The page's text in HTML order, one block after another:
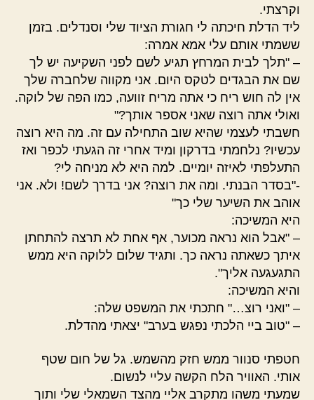
וקרצתי.
ליד הדלת חיכתה לי חגורת הציוד שלי וסנדלים. בזמן
ששמתי אותם עלי אמא אמרה:
– "תלך לבית המרחץ תגיע לשם לפני השקיעה יש לך
שם את הבגדים לטקס היום. אני מקווה שלחברה שלך
אין לה חוש ריח כי אתה מריח זוועה, כמו הפה של לוקה.
ואולי אתה רוצה שאני אספר אותך?"
חשבתי לעצמי שהיא שוב התחילה עם זה. מה היא רוצה
עכשיו? נלחמתי בדרקון ומיד אחרי זה הגעתי לכפר ואז
התעלפתי לאיזה יומיים. למה היא לא מניחה לי?
-"בסדר הבנתי. ומה את רוצה? אני בדרך לשם! ולא. אני
אוהב את השיער שלי כך"
היא המשיכה:
– "אבל הוא נראה מכוער, אף אחת לא תרצה להתחתן
איתך כשאתה נראה כך. ותגיד שלום ללוקה היא ממש
התגעגעה אליך".
והיא המשיכה:
– "ואני רוצ…" חתכתי את המשפט שלה:
– "טוב ביי הלכתי נפגש בערב" יצאתי מהדלת.
חטפתי סנוור ממש חזק מהשמש. גל של חום שטף
אותי. האוויר הלח הקשה עליי לנשום.
שמעתי משהו מתקרב אליי מהצד השמאלי שלי ותוך